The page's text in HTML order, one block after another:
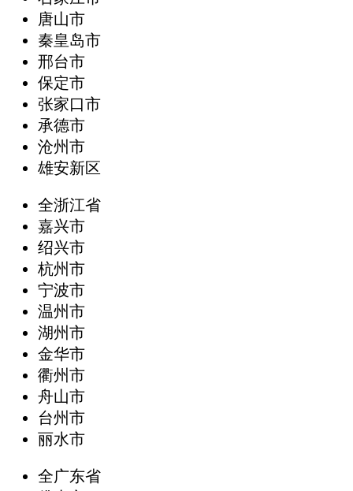
唐山市
秦皇岛市
邢台市
保定市
张家口市
承德市
沧州市
雄安新区
全浙江省
嘉兴市
绍兴市
杭州市
宁波市
温州市
湖州市
金华市
衢州市
舟山市
台州市
丽水市
全广东省